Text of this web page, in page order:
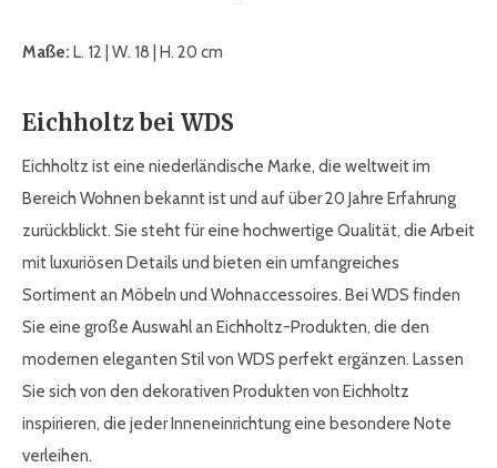
Maße: L. 12 | W. 18 | H. 20 cm
Eichholtz bei WDS
Eichholtz ist eine niederländische Marke, die weltweit im
Bereich Wohnen bekannt ist und auf über 20 Jahre Erfahrung
zurückblickt. Sie steht für eine hochwertige Qualität, die Arbeit
mit luxuriösen Details und bieten ein umfangreiches
Sortiment an Möbeln und Wohnaccessoires. Bei WDS finden
Sie eine große Auswahl an Eichholtz-Produkten, die den
modernen eleganten Stil von WDS perfekt ergänzen. Lassen
Sie sich von den dekorativen Produkten von Eichholtz
inspirieren, die jeder Inneneinrichtung eine besondere Note
verleihen.